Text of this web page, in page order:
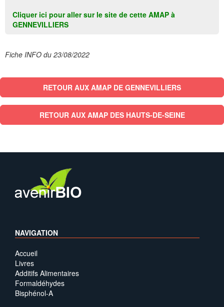
Cliquer ici pour aller sur le site de cette AMAP à
GENNEVILLIERS
Fiche INFO du 23/08/2022
RETOUR AUX AMAP DE GENNEVILLIERS
RETOUR AUX AMAP DES HAUTS-DE-SEINE
NAVIGATION
Accueil
Livres
Additifs Alimentaires
Formaldéhydes
Bisphénol-A